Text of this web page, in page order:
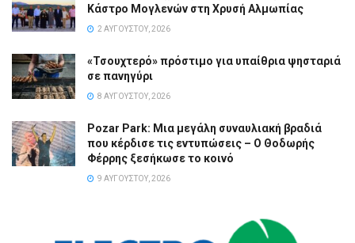
Κάστρο Μογλενών στη Χρυσή Αλμωπίας
2 ΑΥΓΟΎΣΤΟΥ, 2026
«Τσουχτερό» πρόστιμο για υπαίθρια ψησταριά
σε πανηγύρι
8 ΑΥΓΟΎΣΤΟΥ, 2026
Pozar Park: Μια μεγάλη συναυλιακή βραδιά
που κέρδισε τις εντυπώσεις – Ο Θοδωρής
Φέρρης ξεσήκωσε το κοινό
9 ΑΥΓΟΎΣΤΟΥ, 2026